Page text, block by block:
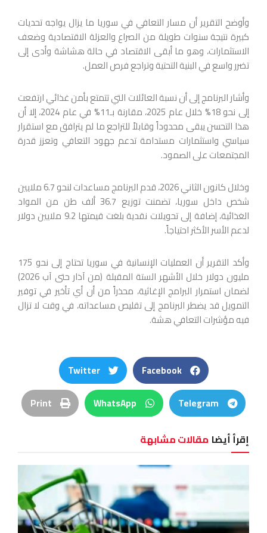
وأوضح التقرير أن مسار التعافي في سوريا ما يزال يواجه تحديات
كبيرة نتيجة سنوات طويلة من الصراع والعزلة الاقتصادية وضعف
الاستثمارات، وهو ما أبقى الاقتصاد في حالة هشاشة وأدى إلى
تضرر واسع في البنية التحتية وتراجع فرص العمل.
وأشار البرنامج إلى أن نسبة العائلات التي تتمتع بأمن غذائي ارتفعت
إلى نحو 18% خلال عام 2025، مقارنة بـ11% في عام 2024، إلا أن
هذا التحسن يبقى محدوداً وقابلاً للتراجع ما لم يترافق مع استقرار
سياسي واستثمارات مستدامة تدعم جهود التعافي وتعزز قدرة
المجتمعات على الصمود.
وخلال كانون الثاني 2026، قدم البرنامج مساعدات لنحو 6.7 ملايين
شخص داخل سوريا، تضمنت توزيع 36.7 ألف طن من المواد
الغذائية، إضافة إلى تحويلات نقدية بلغت قيمتها 9.2 ملايين دولار
لدعم الأسر الأكثر احتياجاً.
وأكد التقرير أن العمليات الإنسانية في سوريا تحتاج إلى نحو 175
مليون دولار خلال الأشهر الستة المقبلة (من آذار حتى آب 2026)
لضمان استمرار البرامج الإغاثية، محذراً من أن أي تأخير في توفير
التمويل قد يضطر البرنامج إلى تقليص مساعداته، في وقت لا تزال
فيه مؤشرات التعافي هشة.
Facebook
Twitter
Telegram
WhatsApp
Print
إقرأ أيضا مقالات مشابهة